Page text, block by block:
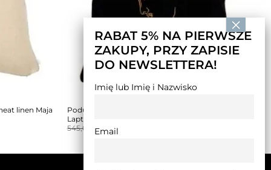
linen Maja
Poduszka ART IDENTITY No2 NIMA black Maja
Laptos
545,00
zł Pierwotna
cena
468,00
RABAT 5% NA PIERWSZE
ZAKUPY, PRZY ZAPISIE
DO NEWSLETTERA!
Imię lub Imię i Nazwisko
Email